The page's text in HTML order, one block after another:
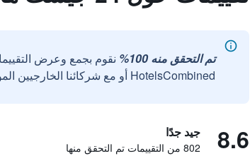
تم التحقق منه 100%
نقوم بجمع وعرض
HotelsCombined أو مع شركائنا الخارجيين الموثوقين.
8.6 جيد جدًا
802 من التقييمات تم التحقق منها